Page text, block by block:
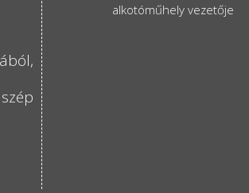
alkotóműhely vezetője